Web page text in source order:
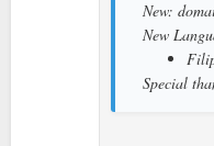
New:
New
Special